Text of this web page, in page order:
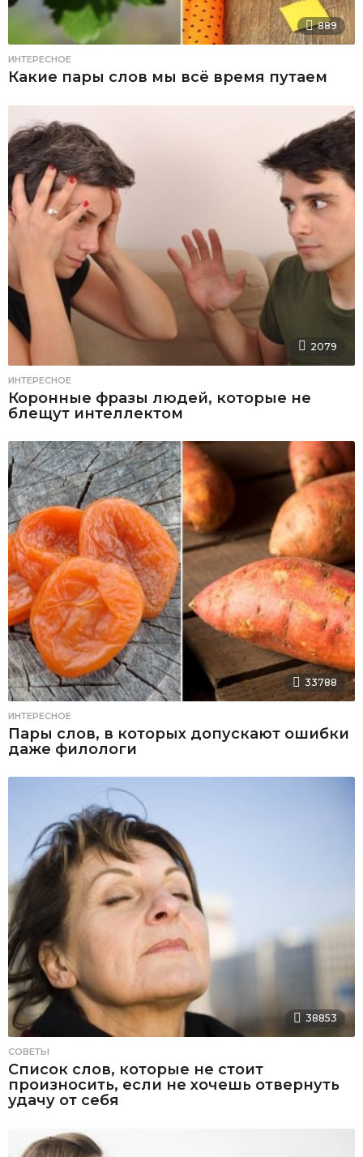
889
ИНТЕРЕСНОЕ
Какие пары слов мы всё время путаем
2079
ИНТЕРЕСНОЕ
Коронные фразы людей, которые не
блещут интеллектом
33788
ИНТЕРЕСНОЕ
Пары слов, в которых допускают ошибки
даже филологи
38853
СОВЕТЫ
Список слов, которые не стоит
произносить, если не хочешь отвернуть
удачу от себя